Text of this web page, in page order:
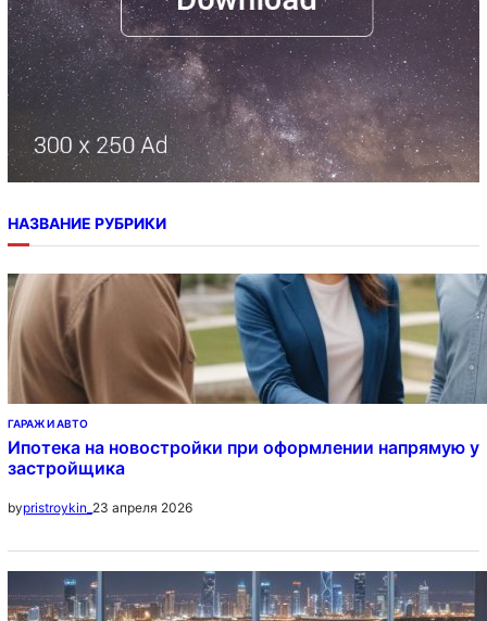
НАЗВАНИЕ РУБРИКИ
ГАРАЖ И АВТО
Ипотека на новостройки при оформлении напрямую у
застройщика
bypristroykin_ 23 апреля 2026